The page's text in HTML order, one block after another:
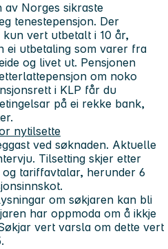
Norges sikraste
tenestepensjon. Der
vert utbetalt i 10 år,
ei utbetaling som varer fra
og livet ut. Pensjonen
om noko
i KLP får du
på ei rekke bank,
nytilsette
ved søknaden. Aktuelle
Tilsetting skjer etter
tariffavtalar, herunder 6
om søkjaren kan bli
har oppmoda om å ikkje
vert varsla om dette vert